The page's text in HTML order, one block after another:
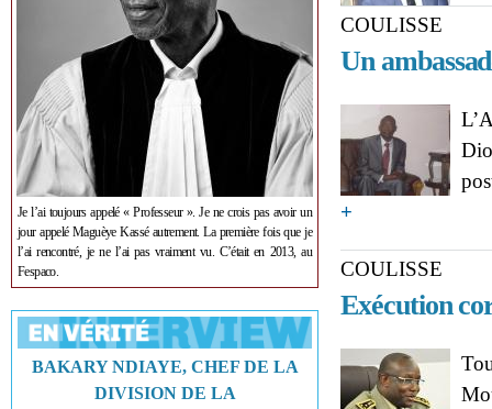
Je l’ai toujours appelé « Professeur ». Je ne crois pas avoir un
jour appelé Maguèye Kassé autrement. La première fois que je
l’ai rencontré, je ne l’ai pas vraiment vu. C’était en 2013, au
Fespaco.
BAKARY NDIAYE, CHEF DE LA
DIVISION DE LA
COULISSE
Un
+
COULISSE
Exécution